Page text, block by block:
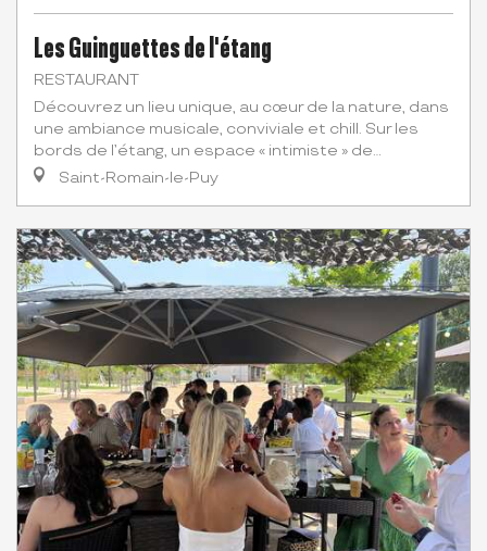
Les Guinguettes de l'étang
RESTAURANT
Découvrez un lieu unique, au cœur de la nature, dans
une ambiance musicale, conviviale et chill. Sur les
bords de l’étang, un espace « intimiste » de...
Saint-Romain-le-Puy